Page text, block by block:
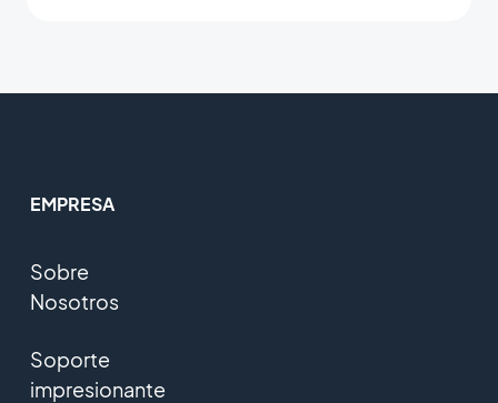
EMPRESA
Sobre
Nosotros
Soporte
impresionante